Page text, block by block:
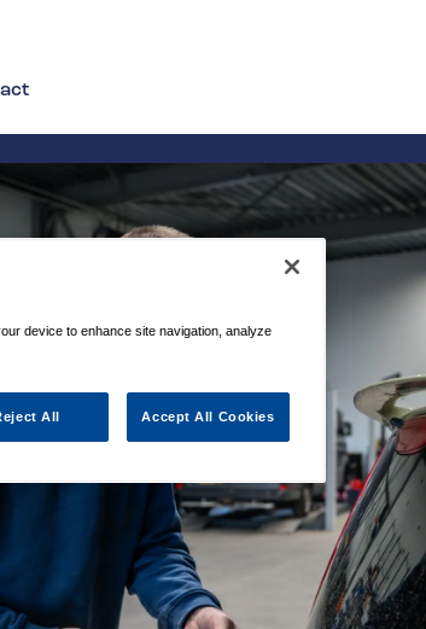
device to enhance site navigation, analyze
All Accept All Cookies